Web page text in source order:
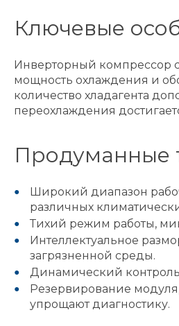
Ключевые
Инверторный компрессор с
мощность охлаждения и
количество хладагента
переохлаждения
Продуманные
Широкий диапазон
различных
Тихий режим работы,
Интеллектуальное
загрязненной среды.
Динамический
Резервирование
упрощают диагностику.